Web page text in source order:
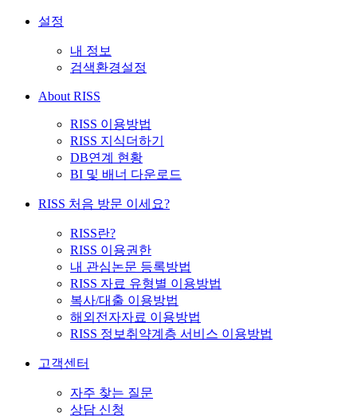
설정
내 정보
검색환경설정
About RISS
RISS 이용방법
RISS 지식더하기
DB연계 현황
BI 및 배너 다운로드
RISS 처음 방문 이세요?
RISS란?
RISS 이용권한
내 관심논문 등록방법
RISS 자료 유형별 이용방법
복사/대출 이용방법
해외전자자료 이용방법
RISS 정보취약계층 서비스 이용방법
고객센터
자주 찾는 질문
상담 신청